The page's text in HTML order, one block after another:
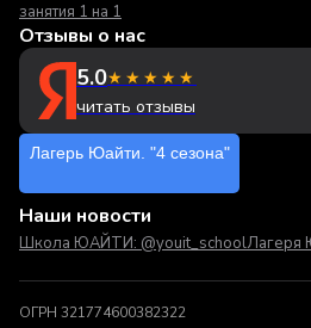
занятия 1 на 1
Отзывы о нас
5.0★★★★★
читать отзывы
Лагерь Юайти. "4 сезона"
Наши новости
Школа ЮАЙТИ: @youit_schoolЛагеря
ОГРН 321774600382322